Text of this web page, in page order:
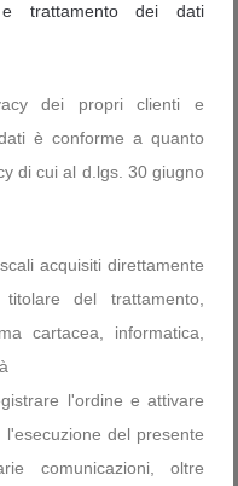
trattamento dei dati
dei propri clienti e
è conforme a quanto
di cui al d.lgs. 30 giugno
acquisiti direttamente
del trattamento,
cartacea, informatica,
l'ordine e attivare
del presente
comunicazioni, oltre